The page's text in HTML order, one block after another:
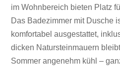
im Wohnbereich bieten Platz
Das Badezimmer mit Dusche
komfortabel ausgestattet,
dicken Natursteinmauern
Sommer angenehm kühl –